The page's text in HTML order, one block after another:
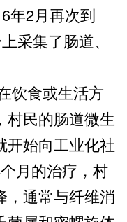
年2月再次到
采集了肠道、
食或生活方
村民的肠道微生
开始向工业化社
月的治疗，村
，通常与纤维消